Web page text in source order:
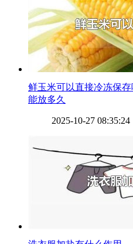
鲜玉米可以直接冷冻保
能放多久
2025-10-27 08:35:24